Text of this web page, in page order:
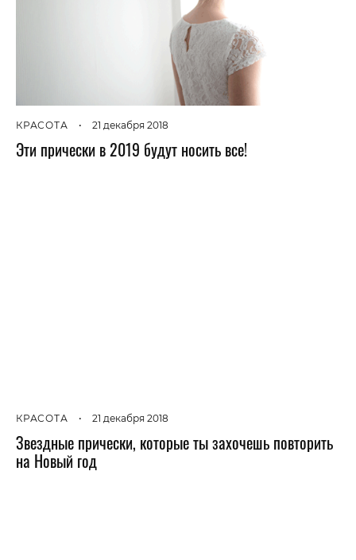
КРАСОТА • 21 декабря 2018
Эти прически в 2019 будут носить все!
КРАСОТА • 21 декабря 2018
Звездные прически, которые ты захочешь повторить
на Новый год